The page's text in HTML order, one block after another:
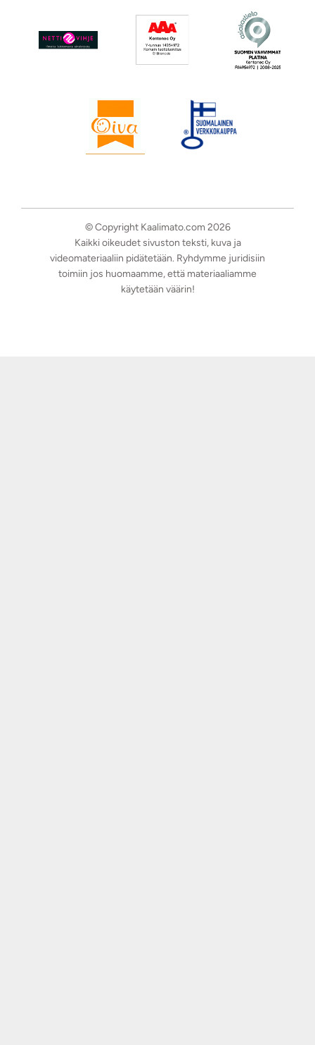
© Copyright Kaalimato.com 2026
Kaikki oikeudet sivuston teksti, kuva ja
videomateriaaliin pidätetään. Ryhdymme juridisiin
toimiin jos huomaamme, että materiaaliamme
käytetään väärin!